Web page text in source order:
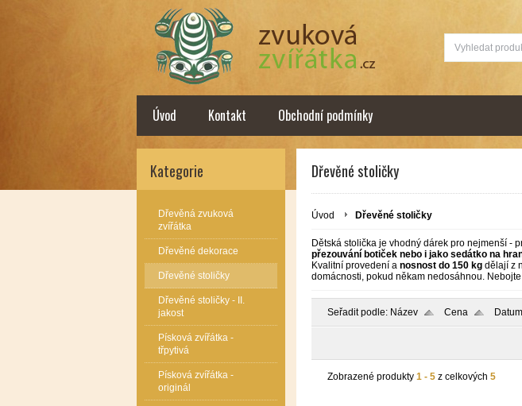
Úvod Kontakt Obchodní podmínky
Kategorie
Dřevěná zvuková
zvířátka
Dřevěné dekorace
Dřevěné stoličky
Dřevěné stoličky - II.
jakost
Písková zvířátka -
třpytivá
Písková zvířátka -
originál
Dřevěné stoličky
Úvod Dřevěné stoličky
Dětská stolička je vhodný dárek pro nejmenší -
přezouvání botiček nebo i jako sedátko na
Kvalitní provedení a nosnost do 150 kg dělají z
domácnosti, pokud někam nedosáhnou.
Seřadit podle: Název Cena
Zobrazené produkty 1 - 5 z celkových 5